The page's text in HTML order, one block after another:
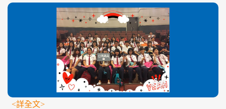
<詳全文>